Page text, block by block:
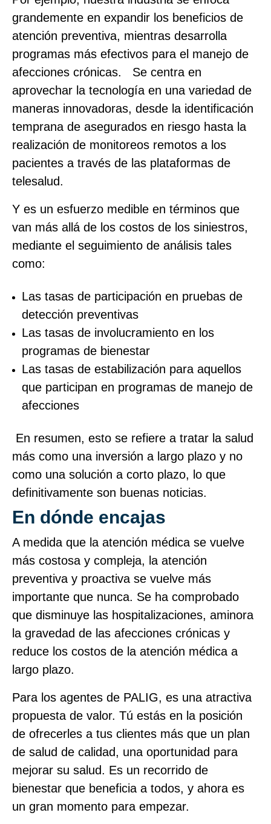
grandemente en expandir los beneficios de
atención preventiva, mientras desarrolla
programas más efectivos para el manejo de
afecciones crónicas. Se centra en
aprovechar la tecnología en una variedad de
maneras innovadoras, desde la identificación
temprana de asegurados en riesgo hasta la
realización de monitoreos remotos a los
pacientes a través de las plataformas de
telesalud.
Y es un esfuerzo medible en términos que
van más allá de los costos de los siniestros,
mediante el seguimiento de análisis tales
como:
Las tasas de participación en pruebas de
detección preventivas
Las tasas de involucramiento en los
programas de bienestar
Las tasas de estabilización para aquellos
que participan en programas de manejo de
afecciones
En resumen, esto se refiere a tratar la salud
más como una inversión a largo plazo y no
como una solución a corto plazo, lo que
definitivamente son buenas noticias.
En dónde encajas
A medida que la atención médica se vuelve
más costosa y compleja, la atención
preventiva y proactiva se vuelve más
importante que nunca. Se ha comprobado
que disminuye las hospitalizaciones, aminora
la gravedad de las afecciones crónicas y
reduce los costos de la atención médica a
largo plazo.
Para los agentes de PALIG, es una atractiva
propuesta de valor. Tú estás en la posición
de ofrecerles a tus clientes más que un plan
de salud de calidad, una oportunidad para
mejorar su salud. Es un recorrido de
bienestar que beneficia a todos, y ahora es
un gran momento para empezar.